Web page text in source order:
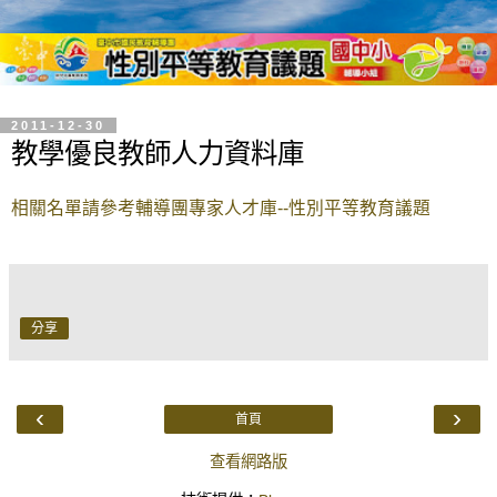
2011-12-30
教學優良教師人力資料庫
相關名單請參考輔導團專家人才庫--性別平等教育議題
分享
‹ ›
首頁
查看網路版